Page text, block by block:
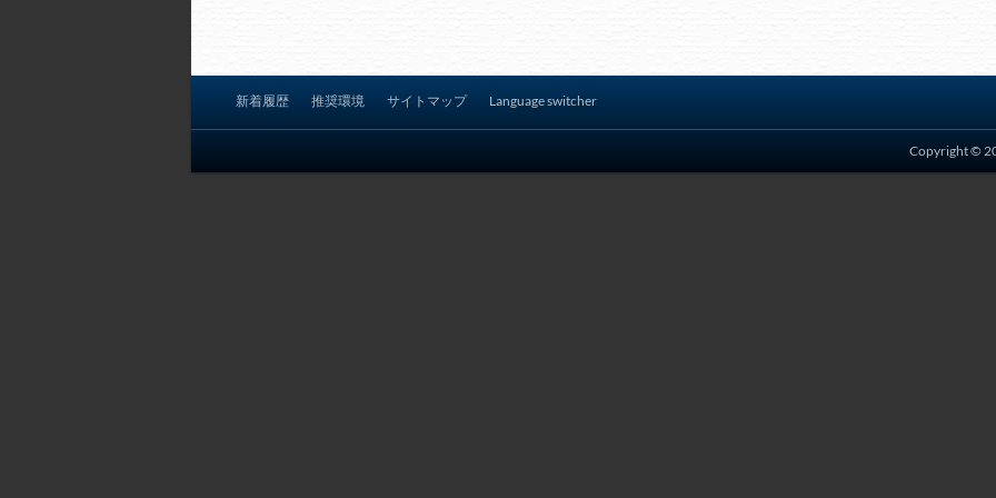
シ
ョ
ン
新着履歴 推奨環境 サイトマップ Language switcher
Copyright ©